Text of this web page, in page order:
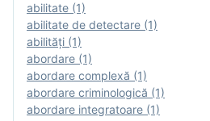
abilitate (1)
abilitate de detectare (1)
abilităţi (1)
abordare (1)
abordare complexă (1)
abordare criminologică (1)
abordare integratoare (1)